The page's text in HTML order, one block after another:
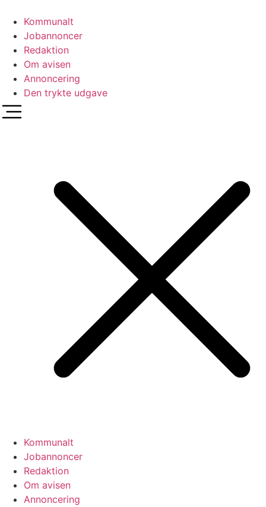
indhold
Kommunalt
Jobannoncer
Redaktion
Om avisen
Annoncering
Den trykte udgave
Kommunalt
Jobannoncer
Redaktion
Om avisen
Annoncering